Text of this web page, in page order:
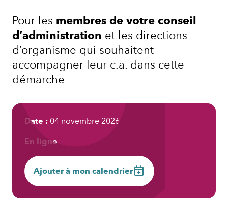
d’un
CA
–
Partie
2
Pour les membres de votre conseil
d’administration et les directions
d’organisme qui souhaitent
accompagner leur c.a. dans cette
démarche
Date : 04 novembre 2026
En ligne
Ajouter à mon calendrier